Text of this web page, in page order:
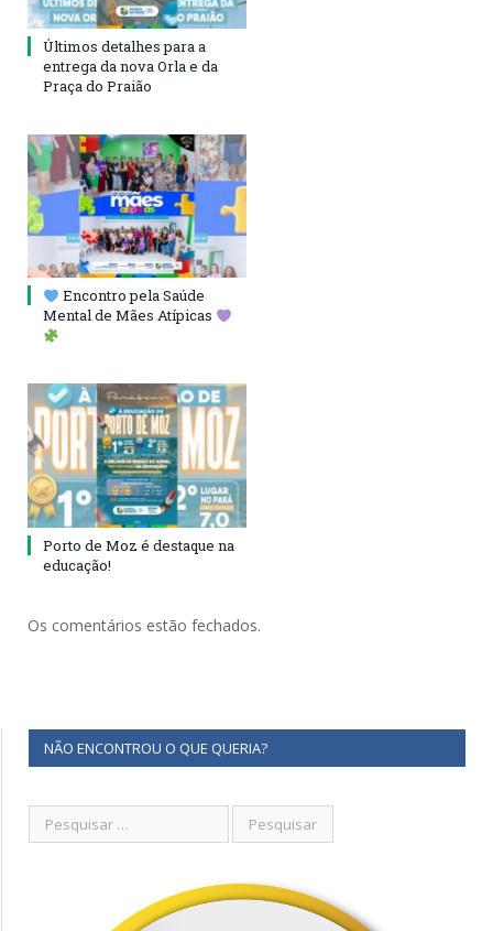
Últimos detalhes para a
entrega da nova Orla e da
Praça do Praião
Encontro pela Saúde
Mental de Mães Atípicas
Porto de Moz é destaque na
educação!
Os comentários estão fechados.
NÃO ENCONTROU O QUE QUERIA?